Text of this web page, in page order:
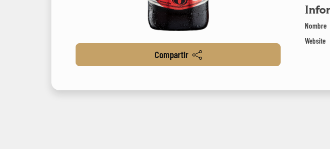
Compartir
Nombre
Website